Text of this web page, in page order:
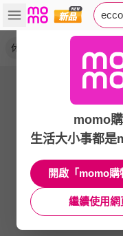
休閒鞋
momo
生活大小事都是
開啟「momo購
繼續使用網